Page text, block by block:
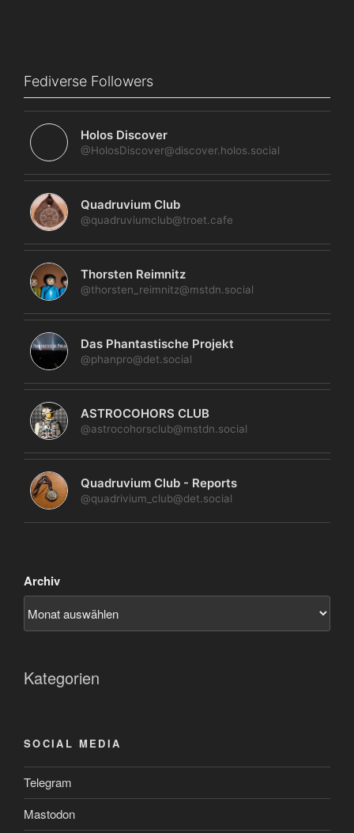
Fediverse Followers
Holos Discover
@HolosDiscover@discover.holos.social
Quadruvium Club
@quadruviumclub@troet.cafe
Thorsten Reimnitz
@thorsten_reimnitz@mstdn.social
Das Phantastische Projekt
@phanpro@det.social
ASTROCOHORS CLUB
@astrocohorsclub@mstdn.social
Quadruvium Club - Reports
@quadrivium_club@det.social
Archiv
Kategorien
SOCIAL MEDIA
Telegram
Mastodon